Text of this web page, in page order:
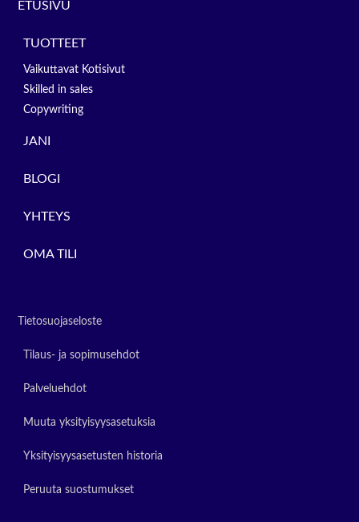
ETUSIVU
TUOTTEET
Vaikuttavat Kotisivut
Skilled in sales
Copywriting
JANI
BLOGI
YHTEYS
OMA TILI
Tietosuojaseloste
Tilaus- ja sopimusehdot
Palveluehdot
Muuta yksityisyysasetuksia
Yksityisyysasetusten historia
Peruuta suostumukset